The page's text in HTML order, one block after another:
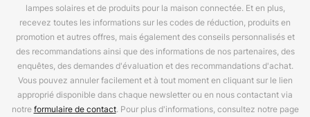
lampes solaires et de produits pour la maison connectée. Et en plus,
recevez toutes les informations sur les codes de réduction, produits en
promotion et autres offres, mais également des conseils personnalisés et
des recommandations ainsi que des informations de nos partenaires, des
enquêtes, des demandes d'évaluation et des recommandations d'achat.
Vous pouvez annuler facilement et à tout moment en cliquant sur le lien
approprié disponible dans chaque newsletter ou en nous contactant via
notreformulaire de contact. Pour plus d'informations, consultez notre page